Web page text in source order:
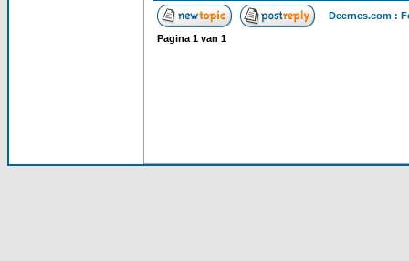
Deernes.com :
Pagina 1 van 1